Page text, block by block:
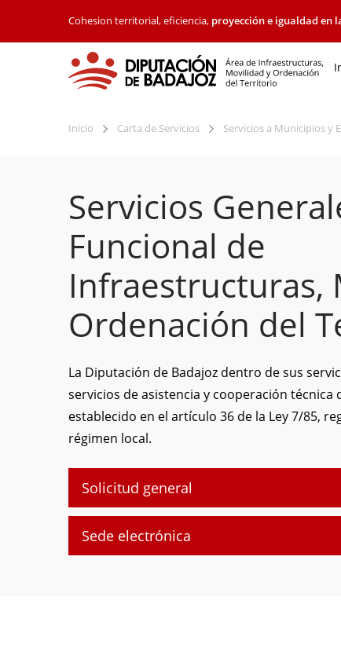
Cohesion territorial, eficiencia, proyección e igualdad en
Inicio Carta de Servicios Servicios a Municipios y
Servicios
Funcional de
Infraestructuras,
Ordenación del
La Diputación de Badajoz dentro de sus
servicios de asistencia y cooperación técnica
establecido en el artículo 36 de la Ley 7/85,
régimen local.
Solicitud general
Sede electrónica